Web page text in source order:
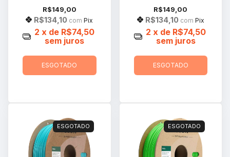
R$149,00
R$134,10 com Pix
2 x de R$74,50
sem juros
ESGOTADO
R$149,00
R$134,10 com Pix
2 x de R$74,50
sem juros
ESGOTADO
ESGOTADO ESGOTADO